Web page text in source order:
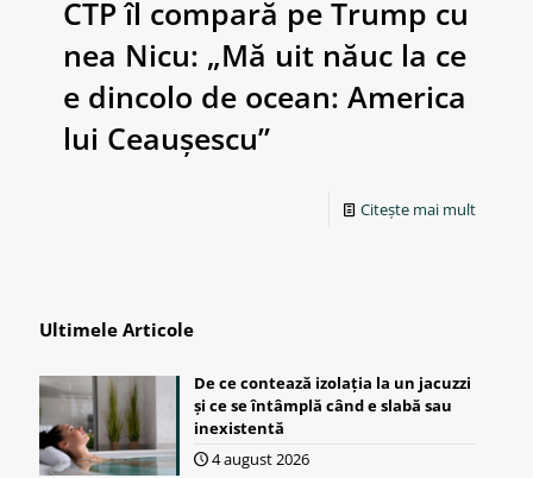
CTP îl compară pe Trump cu
nea Nicu: „Mă uit năuc la ce
e dincolo de ocean: America
lui Ceaușescu”
Citește mai mult
Ultimele Articole
De ce contează izolația la un jacuzzi
și ce se întâmplă când e slabă sau
inexistentă
4 august 2026